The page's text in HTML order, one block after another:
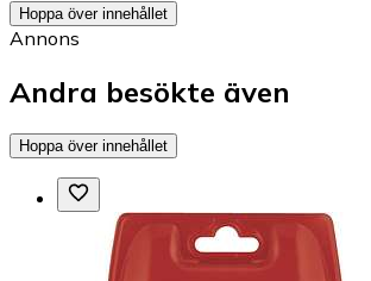
Hoppa över innehållet
Annons
Andra besökte även
Hoppa över innehållet